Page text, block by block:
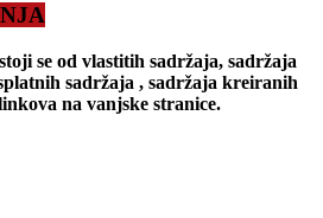
se od vlastitih sadržaja, sadržaja
sadržaja , sadržaja kreiranih
na vanjske stranice.